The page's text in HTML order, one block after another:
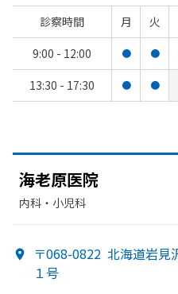
診察時間 月 火
9:00 - 12:00
● ●
13:30 - 17:30 ● ●
海老原医院
内科・​小児科
〒068-0822 北海道岩見
１号